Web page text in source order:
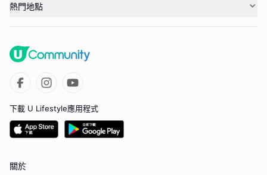
熱門地點
下載 U Lifestyle應用程式
關於